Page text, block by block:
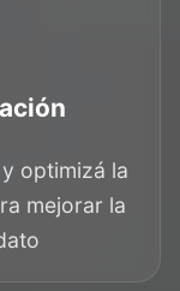
optimizá la
mejorar la